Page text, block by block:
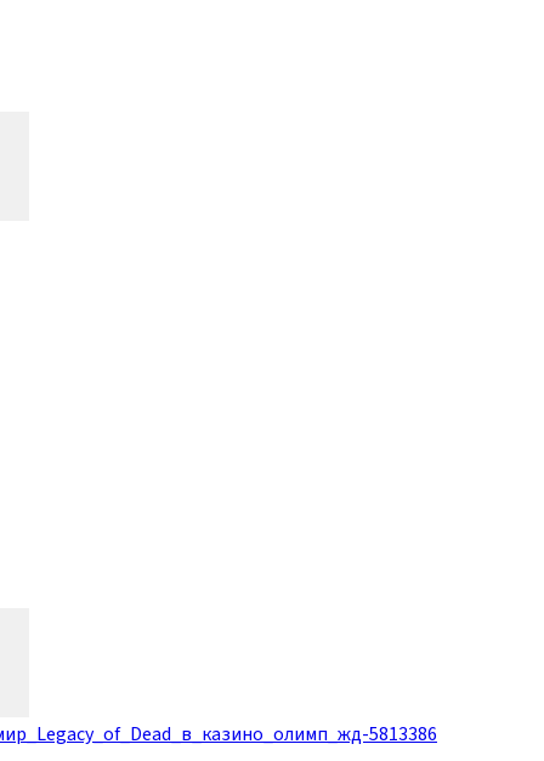
5813386